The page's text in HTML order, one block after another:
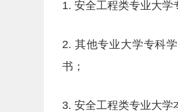
1. 安全工程类专业大学
2. 其他专业大学专科
书；
3. 安全工程类专业大学